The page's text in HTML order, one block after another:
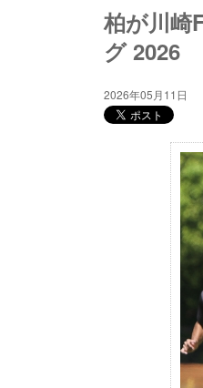
柏が川崎
グ 2026
2026年05月11日